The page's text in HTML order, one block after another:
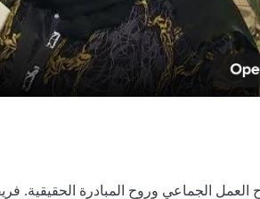
العمل الجماعي وروح المبادرة الحقيقية.